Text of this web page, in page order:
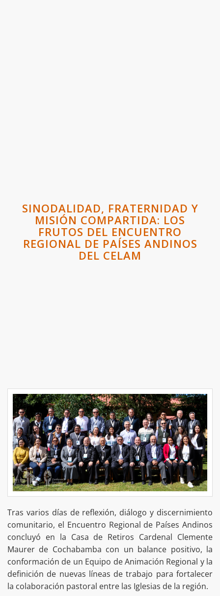
SINODALIDAD, FRATERNIDAD Y
MISIÓN COMPARTIDA: LOS
FRUTOS DEL ENCUENTRO
REGIONAL DE PAÍSES ANDINOS
DEL CELAM
Tras varios días de reflexión, diálogo y discernimiento
comunitario, el Encuentro Regional de Países Andinos
concluyó en la Casa de Retiros Cardenal Clemente
Maurer de Cochabamba con un balance positivo, la
conformación de un Equipo de Animación Regional y la
definición de nuevas líneas de trabajo para fortalecer
la colaboración pastoral entre las Iglesias de la región.